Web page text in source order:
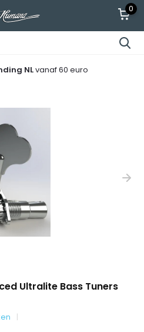
0
NLvanaf 60 euro
Ultralite Bass Tuners